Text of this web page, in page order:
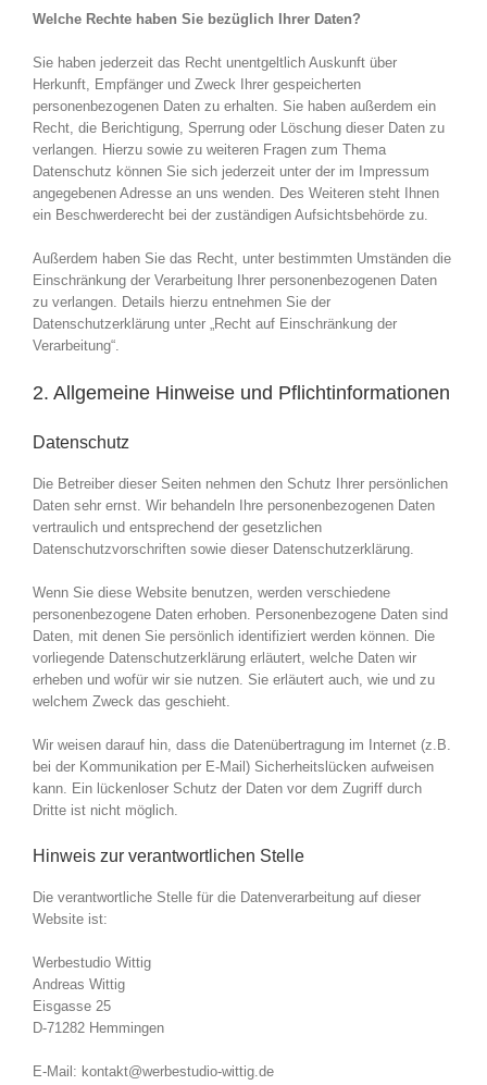
Welche Rechte haben Sie bezüglich Ihrer Daten?
Sie haben jederzeit das Recht unentgeltlich Auskunft über
Herkunft, Empfänger und Zweck Ihrer gespeicherten
personenbezogenen Daten zu erhalten. Sie haben außerdem ein
Recht, die Berichtigung, Sperrung oder Löschung dieser Daten zu
verlangen. Hierzu sowie zu weiteren Fragen zum Thema
Datenschutz können Sie sich jederzeit unter der im Impressum
angegebenen Adresse an uns wenden. Des Weiteren steht Ihnen
ein Beschwerderecht bei der zuständigen Aufsichtsbehörde zu.
Außerdem haben Sie das Recht, unter bestimmten Umständen die
Einschränkung der Verarbeitung Ihrer personenbezogenen Daten
zu verlangen. Details hierzu entnehmen Sie der
Datenschutzerklärung unter „Recht auf Einschränkung der
Verarbeitung“.
2. Allgemeine Hinweise und Pflichtinformationen
Datenschutz
Die Betreiber dieser Seiten nehmen den Schutz Ihrer persönlichen
Daten sehr ernst. Wir behandeln Ihre personenbezogenen Daten
vertraulich und entsprechend der gesetzlichen
Datenschutzvorschriften sowie dieser Datenschutzerklärung.
Wenn Sie diese Website benutzen, werden verschiedene
personenbezogene Daten erhoben. Personenbezogene Daten sind
Daten, mit denen Sie persönlich identifiziert werden können. Die
vorliegende Datenschutzerklärung erläutert, welche Daten wir
erheben und wofür wir sie nutzen. Sie erläutert auch, wie und zu
welchem Zweck das geschieht.
Wir weisen darauf hin, dass die Datenübertragung im Internet (z.B.
bei der Kommunikation per E-Mail) Sicherheitslücken aufweisen
kann. Ein lückenloser Schutz der Daten vor dem Zugriff durch
Dritte ist nicht möglich.
Hinweis zur verantwortlichen Stelle
Die verantwortliche Stelle für die Datenverarbeitung auf dieser
Website ist:
Werbestudio Wittig
Andreas Wittig
Eisgasse 25
D-71282 Hemmingen
E-Mail: kontakt@werbestudio-wittig.de